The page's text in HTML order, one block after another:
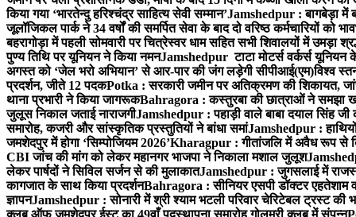
किया गया ‘भारतेन्दु हरिश्चंद्र साहित्य सेवी सम्मान’Jamshedpur : बागबेड़ा में
जूलॉजिकल पार्क ने 34 वर्षों की समर्पित सेवा के बाद दो वरिष्ठ कर्मचारियों को
बहरागोड़ा में पहली सोमवारी पर चित्रेस्वर धाम सहित सभी शिवालयों में उमड़ा
पुण्य तिथि पर यूनियन ने किया नमनJamshedpur टाटा मोटर्स वर्कर्स
अगस्त को ‘जेल भरो अभियान’ से आर-पार की जंग लड़ेगी सीपीआई(एम)विश्व
प्रदर्शन, जीते 12 पदकPotka : सरकारी जमीन पर अतिक्रमण की शिकायत,
थाना प्रभारी ने किया जागरूकBahragora : कस्तुरबा की छात्राओं ने समझा
जुलूस निकाल जताई नाराजगीJamshedpur : पहाड़ी वाले बाबा दयाल सिंह जी
समारोह, कजरी और सांस्कृतिक प्रस्तुतियों ने बांधा समांJamshedpur :
जमशेदपुर में होगा ‘सिम्पोजियम 2026’Kharagpur : गीतांजलि में अवैध रूप से
CBI जांच की मांग को लेकर महानगर भाजपा ने निकाला मशाल जुलूश
लेकर पार्षदों ने सिविल सर्जन से की मुलाकातJamshedpur : जुगसलाई में
कागजात के साथ किया प्रदर्शनBahragora : सीनियर एसपी डॉक्टर एहतेशाम
ज्ञापनJamshedpur : सोनारी में श्री श्याम भटली परिवार चेरिटेबल ट्रस्ट